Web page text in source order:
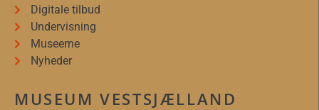
Digitale tilbud
Undervisning
Museerne
Nyheder
MUSEUM VESTSJÆLLAND